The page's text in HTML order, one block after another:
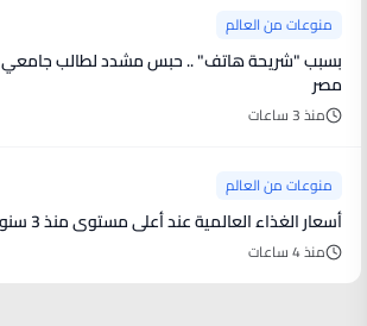
منوعات من العالم
مصر
منذ 3 ساعات
منوعات من العالم
أسعار الغذاء العالمية عند أعلى مستوى منذ 3 سنوات ونصف
منذ 4 ساعات